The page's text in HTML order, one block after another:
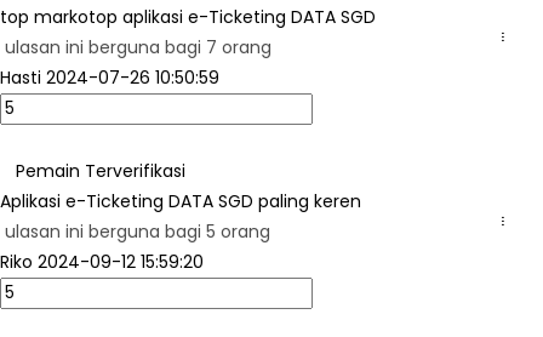
top markotop aplikasi e-Ticketing DATA SGD
ulasan ini berguna bagi 7 orang
...
Hasti 2024-07-26 10:50:59
Pemain Terverifikasi
Aplikasi e-Ticketing DATA SGD paling keren
ulasan ini berguna bagi 5 orang
...
Riko 2024-09-12 15:59:20